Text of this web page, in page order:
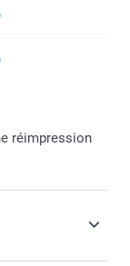
réimpression